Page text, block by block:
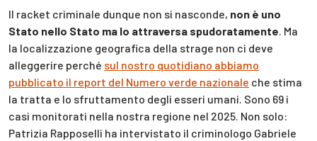
Il racket criminale dunque non si nasconde, non è uno
Stato nello Stato ma lo attraversa spudoratamente . Ma
la localizzazione geografica della strage non ci deve
alleggerire perché sul nostro quotidiano abbiamo
pubblicato il report del Numero verde nazionale che stima
la tratta e lo sfruttamento degli esseri umani. Sono 69 i
casi monitorati nella nostra regione nel 2025. Non solo:
Patrizia Rapposelli ha intervistato il criminologo Gabriele